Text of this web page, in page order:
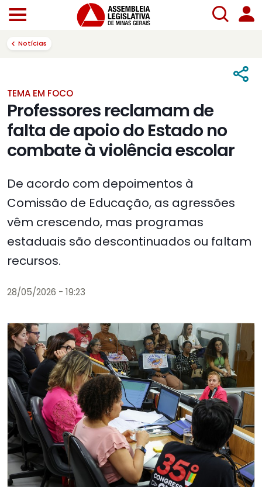
Notícias
TEMA EM FOCO
Professores reclamam de
falta de apoio do Estado no
combate à violência escolar
De acordo com depoimentos à
Comissão de Educação, as agressões
vêm crescendo, mas programas
estaduais são descontinuados ou faltam
recursos.
28/05/2026 - 19:23